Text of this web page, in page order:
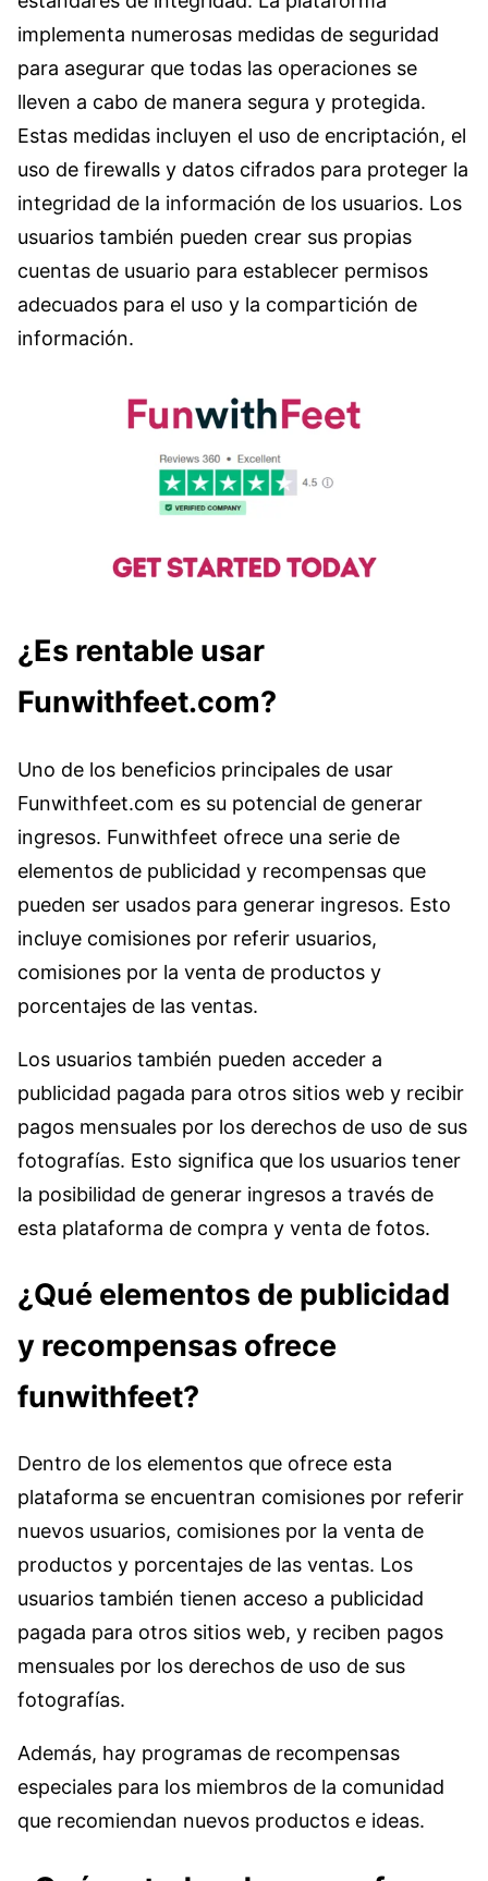
implementa numerosas medidas de seguridad
para asegurar que todas las operaciones se
lleven a cabo de manera segura y protegida.
Estas medidas incluyen el uso de encriptación, el
uso de firewalls y datos cifrados para proteger la
integridad de la información de los usuarios. Los
usuarios también pueden crear sus propias
cuentas de usuario para establecer permisos
adecuados para el uso y la compartición de
información.
¿Es rentable usar
Funwithfeet.com?
Uno de los beneficios principales de usar
Funwithfeet.com es su potencial de generar
ingresos. Funwithfeet ofrece una serie de
elementos de publicidad y recompensas que
pueden ser usados para generar ingresos. Esto
incluye comisiones por referir usuarios,
comisiones por la venta de productos y
porcentajes de las ventas.
Los usuarios también pueden acceder a
publicidad pagada para otros sitios web y recibir
pagos mensuales por los derechos de uso de sus
fotografías. Esto significa que los usuarios tener
la posibilidad de generar ingresos a través de
esta plataforma de compra y venta de fotos.
¿Qué elementos de publicidad
y recompensas ofrece
funwithfeet?
Dentro de los elementos que ofrece esta
plataforma se encuentran comisiones por referir
nuevos usuarios, comisiones por la venta de
productos y porcentajes de las ventas. Los
usuarios también tienen acceso a publicidad
pagada para otros sitios web, y reciben pagos
mensuales por los derechos de uso de sus
fotografías.
Además, hay programas de recompensas
especiales para los miembros de la comunidad
que recomiendan nuevos productos e ideas.